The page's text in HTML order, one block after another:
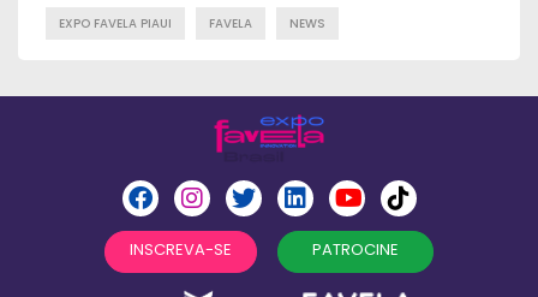
EXPO FAVELA PIAUI FAVELA NEWS
INSCREVA-SE PATROCINE